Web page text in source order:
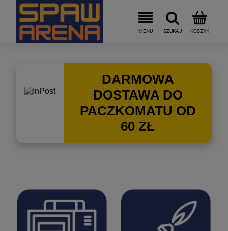
DARMOWA
DOSTAWA DO
PACZKOMATU OD
60 ZŁ